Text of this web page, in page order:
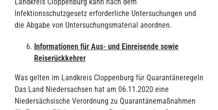
Infektionsschutzgesetz erforderliche Untersuchungen und
die Abgabe von Untersuchungsmaterial anordnen.
Informationen für Aus- und Einreisende sowie
Reiserückkehrer
Was gelten im Landkreis Cloppenburg für Quarantäneregeln
Das Land Niedersachsen hat am 06.11.2020 eine
Niedersächsische Verordnung zu Quarantänemaßnahmen